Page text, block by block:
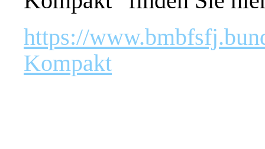
https://
Kompakt